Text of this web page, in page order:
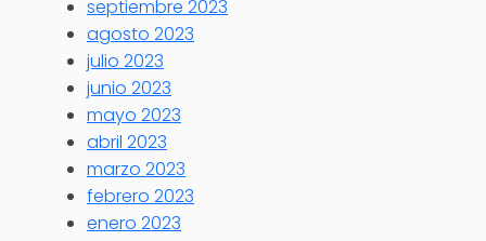
septiembre 2023
agosto 2023
julio 2023
junio 2023
mayo 2023
abril 2023
marzo 2023
febrero 2023
enero 2023